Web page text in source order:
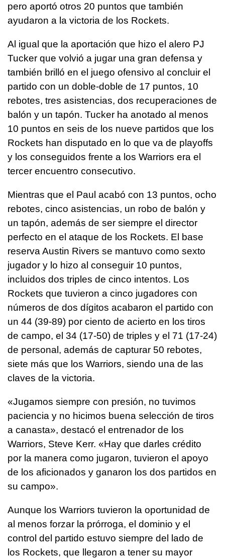
pero aportó otros 20 puntos que también
ayudaron a la victoria de los Rockets.
Al igual que la aportación que hizo el alero PJ
Tucker que volvió a jugar una gran defensa y
también brilló en el juego ofensivo al concluir el
partido con un doble-doble de 17 puntos, 10
rebotes, tres asistencias, dos recuperaciones de
balón y un tapón. Tucker ha anotado al menos
10 puntos en seis de los nueve partidos que los
Rockets han disputado en lo que va de playoffs
y los conseguidos frente a los Warriors era el
tercer encuentro consecutivo.
Mientras que el Paul acabó con 13 puntos, ocho
rebotes, cinco asistencias, un robo de balón y
un tapón, además de ser siempre el director
perfecto en el ataque de los Rockets. El base
reserva Austin Rivers se mantuvo como sexto
jugador y lo hizo al conseguir 10 puntos,
incluidos dos triples de cinco intentos. Los
Rockets que tuvieron a cinco jugadores con
números de dos dígitos acabaron el partido con
un 44 (39-89) por ciento de acierto en los tiros
de campo, el 34 (17-50) de triples y el 71 (17-24)
de personal, además de capturar 50 rebotes,
siete más que los Warriors, siendo una de las
claves de la victoria.
«Jugamos siempre con presión, no tuvimos
paciencia y no hicimos buena selección de tiros
a canasta», destacó el entrenador de los
Warriors, Steve Kerr. «Hay que darles crédito
por la manera como jugaron, tuvieron el apoyo
de los aficionados y ganaron los dos partidos en
su campo».
Aunque los Warriors tuvieron la oportunidad de
al menos forzar la prórroga, el dominio y el
control del partido estuvo siempre del lado de
los Rockets, que llegaron a tener su mayor